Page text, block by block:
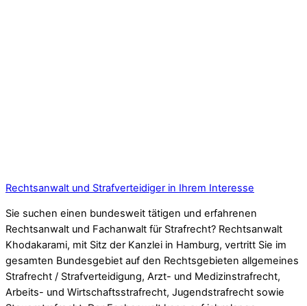
Rechtsanwalt und Strafverteidiger in Ihrem Interesse
Sie suchen einen bundesweit tätigen und erfahrenen
Rechtsanwalt und Fachanwalt für Strafrecht? Rechtsanwalt
Khodakarami, mit Sitz der Kanzlei in Hamburg, vertritt Sie im
gesamten Bundesgebiet auf den Rechtsgebieten allgemeines
Strafrecht / Strafverteidigung, Arzt- und Medizinstrafrecht,
Arbeits- und Wirtschaftsstrafrecht, Jugendstrafrecht sowie